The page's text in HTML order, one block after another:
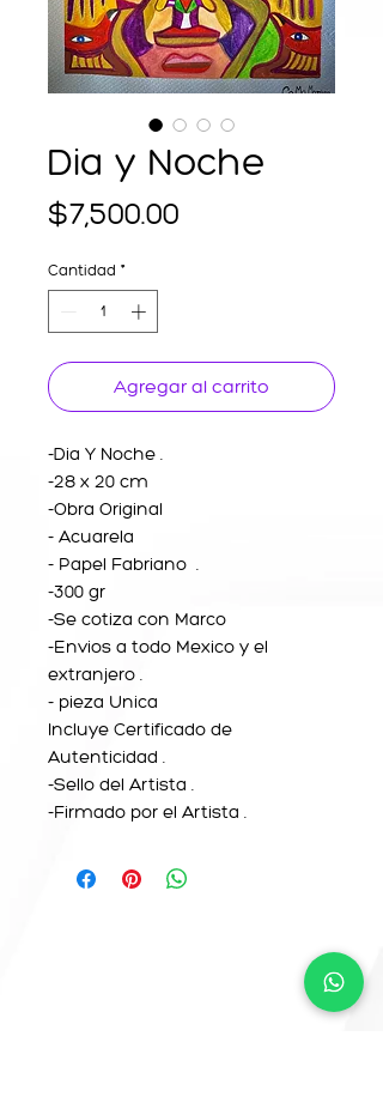
Dia y Noche
$7,500.00
Cantidad *
Agregar al carrito
-Dia Y Noche .
-28 x 20 cm
-Obra Original
- Acuarela
- Papel Fabriano .
-300 gr
-Se cotiza con Marco
-Envios a todo Mexico y el
extranjero .
- pieza Unica
Incluye Certificado de
Autenticidad .
-Sello del Artista .
-Firmado por el Artista .